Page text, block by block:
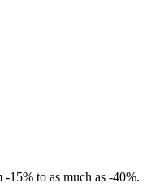
15% to as much as -40%.